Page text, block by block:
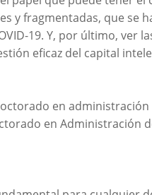
y fragmentadas, que se
19. Y, por último, ver
eficaz del capital
en
en Administración